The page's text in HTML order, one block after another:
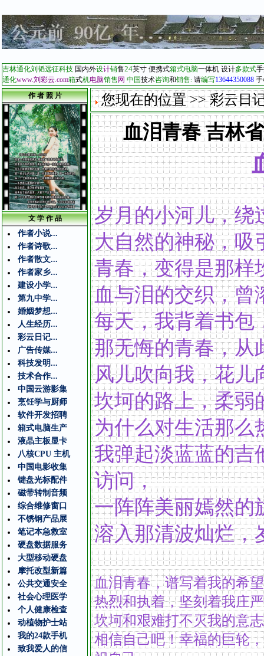
吉林通化刘韬远征科技 国内外设计销售24英寸 便携式箱式电脑一体机 设计多款式
通化www.刘彩云 com箱式机电脑销售 网 中国技术咨询和销售: 请编写13644350088
作 者 照 片
文 学 作 品
作者小说...
作者诗歌...
作者散文...
作者家乡...
建设小学...
第九中学...
婚姻梦想...
人生经历...
彩云日记...
广告传媒...
科技发明...
技术合作...
中国云游影集
烹饪学与厨师
软件开发招聘
箱式电脑生产
液晶主板显卡
八核CPU 主机
中国电影收集
键盘光标配件
磁带转制音频
综合维修窗口
不锈钢产品展
笔记本急救室
硬盘数据服务
大型移动硬盘
摩托改型新篇
公共交通安全
社会心理医学
个人健康检查
动植物护士站
我的24款手机
致我爱人的信
您现在的位置 >> 彩云日
血泪青春 吉林
吉林省通
岁月的小河儿，绕
大自然的神秘，吸
青春，变得是那样
血与泪的交织，
每天，我背着书包
那无悔的青春，从
风儿吹向我，花儿
坎坷的路上，柔弱
为什么对生活那么
我弹起淡蓝蓝的吉
访问，
一阵阵美丽嫣然的
溶入那清波灿烂，
血泪青春，谱写着我的希
热烈和执着，坚刻着我庄
坎坷和艰难打不灭我的意
相信自己吧！幸福的巨轮